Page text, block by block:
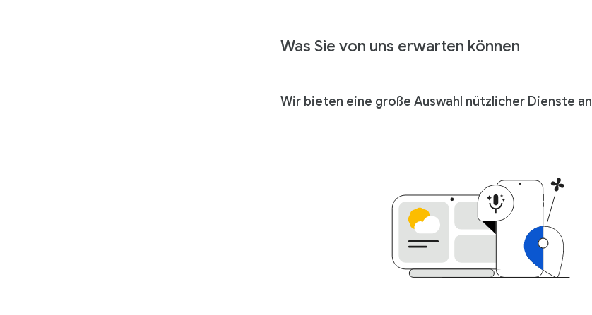
Was Sie von uns erwarten können
Wir bieten eine große Auswahl nützlicher Dienste an